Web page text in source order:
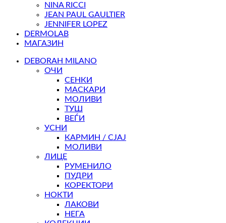
NINA RICCI
JEAN PAUL GAULTIER
JENNIFER LOPEZ
DERMOLAB
МАГАЗИН
DEBORAH MILANO
ОЧИ
СЕНКИ
МАСКАРИ
МОЛИВИ
ТУШ
ВЕЃИ
УСНИ
КАРМИН / СЈАЈ
МОЛИВИ
ЛИЦЕ
РУМЕНИЛО
ПУДРИ
КОРЕКТОРИ
НОКТИ
ЛАКОВИ
НЕГА